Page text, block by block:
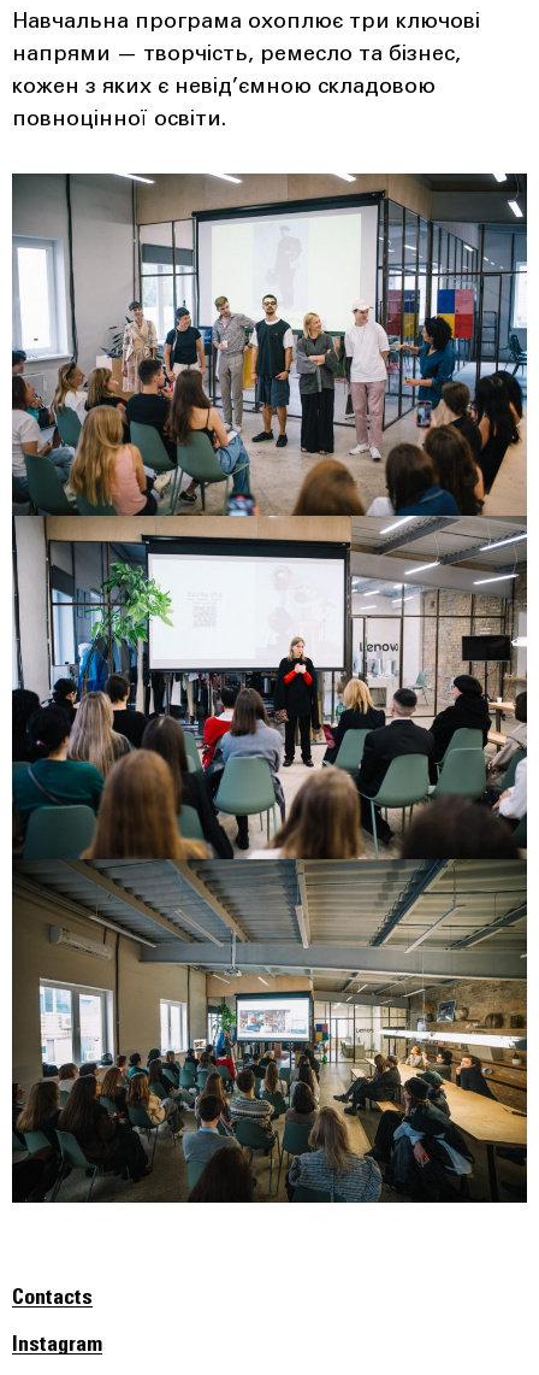
Навчальна програма охоплює три ключові
напрями — творчість, ремесло та бізнес,
кожен з яких є невід’ємною складовою
повноцінної освіти.
Contacts
Instagram